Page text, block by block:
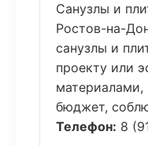
Санузлы и
Ростов-на-
санузлы и
проекту или
бюджет,
Телефон: 8